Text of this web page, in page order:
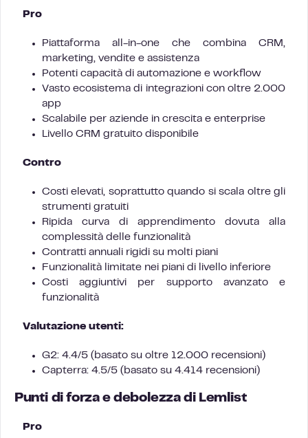
Pro
Piattaforma all-in-one che combina CRM,
marketing, vendite e assistenza
Potenti capacità di automazione e workflow
Vasto ecosistema di integrazioni con oltre 2.000
app
Scalabile per aziende in crescita e enterprise
Livello CRM gratuito disponibile
Contro
Costi elevati, soprattutto quando si scala oltre gli
strumenti gratuiti
Ripida curva di apprendimento dovuta alla
complessità delle funzionalità
Contratti annuali rigidi su molti piani
Funzionalità limitate nei piani di livello inferiore
Costi aggiuntivi per supporto avanzato e
funzionalità
Valutazione utenti:
G2: 4.4/5 (basato su oltre 12.000 recensioni)
Capterra: 4.5/5 (basato su 4.414 recensioni)
Punti di forza e debolezza di Lemlist
Pro